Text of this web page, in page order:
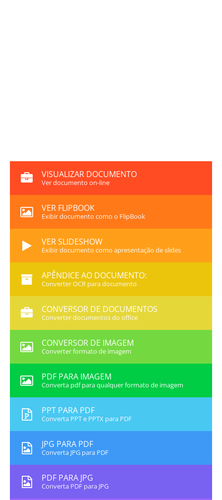
VISUALIZAR DOCUMENTO
Ver documento on-line
VER FLIPBOOK
Exibir documento como o FlipBook
VER SLIDESHOW
Exibir documento como apresentação de slides
APÊNDICE AO DOCUMENTO:
Converter OCR para documento
CONVERSOR DE DOCUMENTOS
Converter documentos do office
CONVERSOR DE IMAGEM
Converter formato de imagem
PDF PARA IMAGEM
Converta pdf para qualquer formato de imagem
PPT PARA PDF
Converta PPT e PPTX para PDF
JPG PARA PDF
Converta JPG para PDF
PDF PARA JPG
Converta PDF para JPG